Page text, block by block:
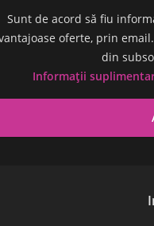
Sunt de acord să fiu
oferte, prin
din
Informații